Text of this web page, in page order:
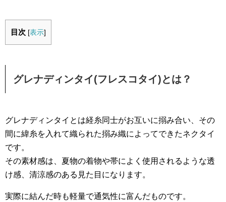
目次 [表示]
グレナディンタイ(フレスコタイ)とは？
グレナディンタイとは経糸同士がお互いに搦み合い、その
間に緯糸を入れて織られた搦み織によってできたネクタイ
です。
その素材感は、夏物の着物や帯によく使用されるような透
け感、清涼感のある見た目になります。
実際に結んだ時も軽量で通気性に富んだものです。